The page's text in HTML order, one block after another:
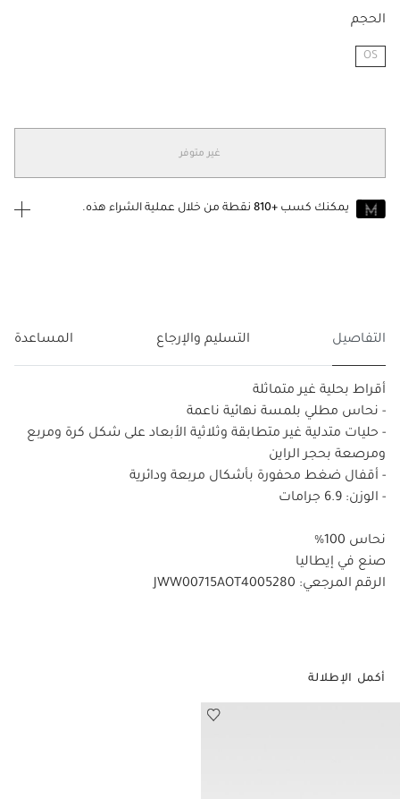
الحجم
OS
غير متوفر
يمكنك كسب +810
نقطة من خلال عملية الشراء هذه.
التفاصيل التسليم والإرجاع المساعدة
أقراط بحلية غير متماثلة
- نحاس مطلي بلمسة نهائية ناعمة
- حليات متدلية غير متطابقة وثلاثية الأبعاد على شكل كرة ومربع
ومرصعة بحجر الراين
- أقفال ضغط محفورة بأشكال مربعة ودائرية
- الوزن: 6.9 جرامات
نحاس 100%
صنع في إيطاليا
الرقم المرجعي: JWW00715AOT4005280
أكمل الإطلالة